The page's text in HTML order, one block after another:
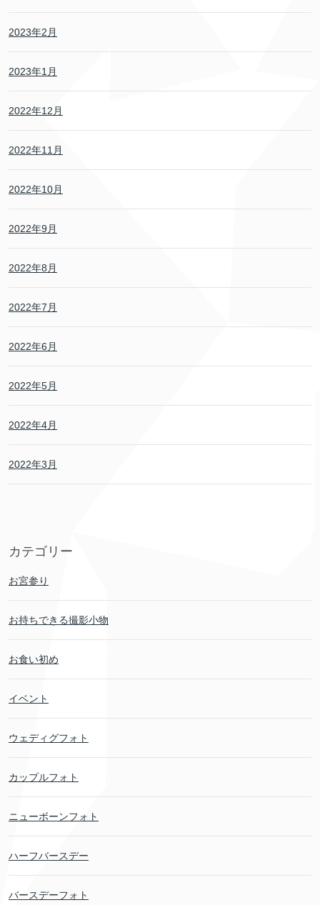
2023年2月
2023年1月
2022年12月
2022年11月
2022年10月
2022年9月
2022年8月
2022年7月
2022年6月
2022年5月
2022年4月
2022年3月
カテゴリー
お宮参り
お持ちできる撮影小物
お食い初め
イベント
ウェディグフォト
カップルフォト
ニューボーンフォト
ハーフバースデー
バースデーフォト